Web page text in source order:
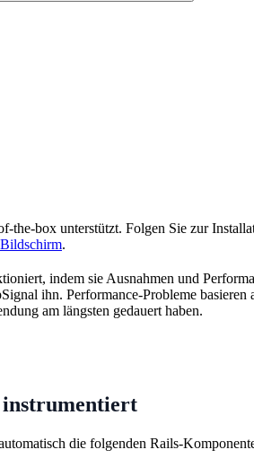
the-box unterstützt. Folgen Sie zur
.
indem sie Ausnahmen und
ihn. Performance-Probleme
am längsten gedauert haben.
instrumentiert
die folgenden Rails-